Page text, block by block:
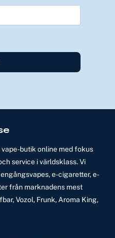
vape-butik online med fokus
service i världsklass. Vi
e-cigaretter, e-
från marknadens mest
Vozol, Frunk, Aroma King,